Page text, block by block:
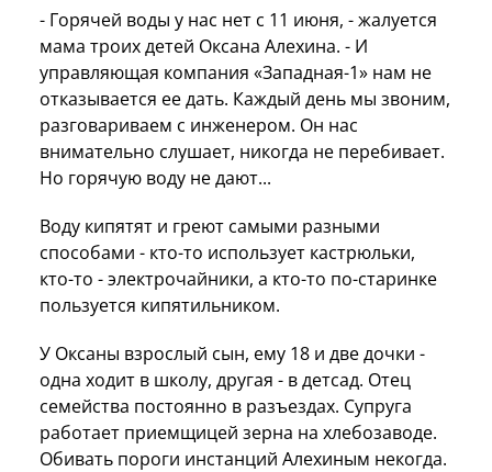
- Горячей воды у нас нет с 11 июня, - жалуется
мама троих детей Оксана Алехина. - И
управляющая компания «Западная-1» нам не
отказывается ее дать. Каждый день мы звоним,
разговариваем с инженером. Он нас
внимательно слушает, никогда не перебивает.
Но горячую воду не дают...
Воду кипятят и греют самыми разными
способами - кто-то использует кастрюльки,
кто-то - электрочайники, а кто-то по-старинке
пользуется кипятильником.
У Оксаны взрослый сын, ему 18 и две дочки -
одна ходит в школу, другая - в детсад. Отец
семейства постоянно в разъездах. Супруга
работает приемщицей зерна на хлебозаводе.
Обивать пороги инстанций Алехиным некогда.